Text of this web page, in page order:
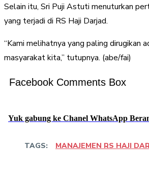
Selain itu, Sri Puji Astuti menuturkan
yang terjadi di RS Haji Darjad.
“Kami melihatnya yang paling dirugikan
masyarakat kita,” tutupnya. (abe/fai)
Facebook Comments Box
Yuk gabung ke Chanel WhatsApp
TAGS: MANAJEMEN RS HAJI